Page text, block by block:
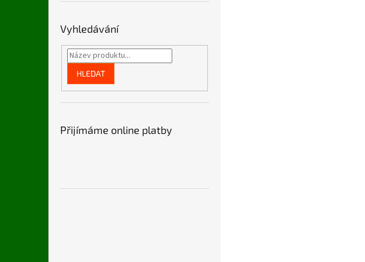
Vyhledávání
HLEDAT
Přijímáme online platby